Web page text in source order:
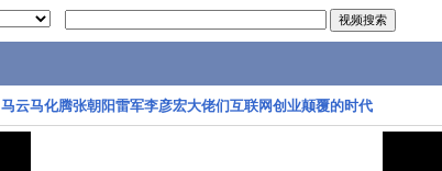
马云马化腾张朝阳雷军李彦宏大佬们互联网创业颠覆的时代